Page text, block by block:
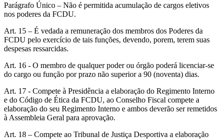
Parágrafo Único – Não é permitida acumulação de cargos eletivos
nos poderes da FCDU.
Art. 15 – É vedada a remuneração dos membros dos Poderes da
FCDU pelo exercício de tais funções, devendo, porem, terem suas
despesas ressarcidas.
Art. 16 - O membro de qualquer poder ou órgão poderá licenciar-se
do cargo ou função por prazo não superior a 90 (noventa) dias.
Art. 17 - Compete à Presidência a elaboração do Regimento Interno
e do Código de Ética da FCDU, ao Conselho Fiscal compete a
elaboração do seu Regimento Interno e ambos deverão ser remetidos
à Assembleia Geral para aprovação.
Art. 18 – Compete ao Tribunal de Justiça Desportiva a elaboração